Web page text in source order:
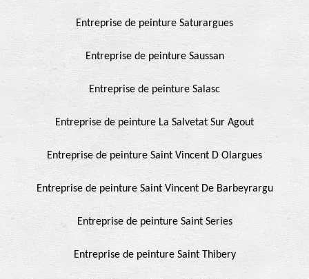
Entreprise de peinture Saturargues
Entreprise de peinture Saussan
Entreprise de peinture Salasc
Entreprise de peinture La Salvetat Sur Agout
Entreprise de peinture Saint Vincent D Olargues
Entreprise de peinture Saint Vincent De Barbeyrargu
Entreprise de peinture Saint Series
Entreprise de peinture Saint Thibery